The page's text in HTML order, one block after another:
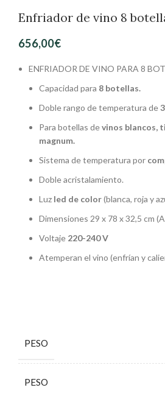
Enfriador de vino 8
656,00€
ENFRIADOR DE VINO PARA 8
Capacidad para 8 botellas.
Doble rango de temperatura de
Para botellas devinos blancos,
magnum.
Sistema de temperatura por
Doble acristalamiento.
Luz led de color(blanca, roja y
Dimensiones 29 x 78 x 32,5 cm
Voltaje 220-240 V
Atemperan el vino (enfrían y
PESO
PESO